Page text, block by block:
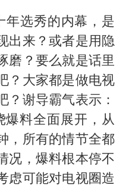
年选秀的内幕，是
出来？或者是用隐
磨？要么就是话里
？大家都是做电视
？谢导霸气表示：
爆料全面展开，从
，所有的情节全都
况，爆料根本停不
虑可能对电视圈造